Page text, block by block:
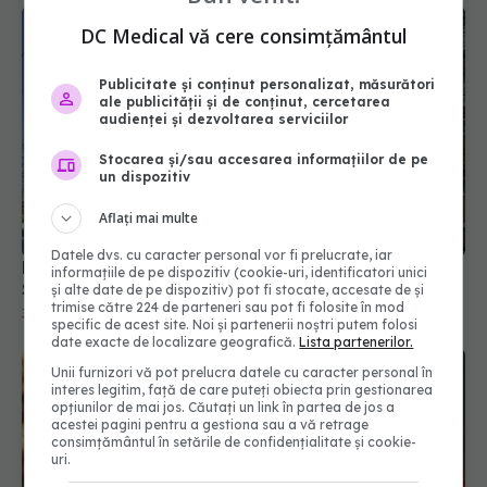
Pană majoră de curent afectează activitatea
Spitalului Județean, la Sibiu
31 iul 2026, 17:31
DC Medical vă cere consimțământul
Publicitate și conținut personalizat, măsurători
ale publicității și de conținut, cercetarea
audienței și dezvoltarea serviciilor
Stocarea și/sau accesarea informațiilor de pe
un dispozitiv
Aflați mai multe
Datele dvs. cu caracter personal vor fi prelucrate, iar
informațiile de pe dispozitiv (cookie-uri, identificatori unici
și alte date de pe dispozitiv) pot fi stocate, accesate de și
trimise către 224 de parteneri sau pot fi folosite în mod
specific de acest site. Noi și partenerii noștri putem folosi
date exacte de localizare geografică.Lista partenerilor.
Unii furnizori vă pot prelucra datele cu caracter personal în
interes legitim, față de care puteți obiecta prin gestionarea
opțiunilor de mai jos. Căutați un link în partea de jos a
acestei pagini pentru a gestiona sau a vă retrage
consimțământul în setările de confidențialitate și cookie-
uri.